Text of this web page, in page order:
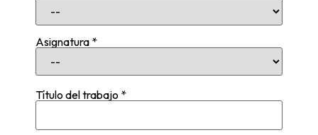
Asignatura *
Título del trabajo *